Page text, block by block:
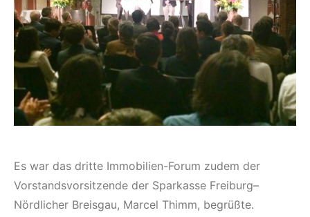
Es war das dritte Immobilien-Forum zudem der
Vorstandsvorsitzende der Sparkasse Freiburg–
Nördlicher Breisgau, Marcel Thimm, begrüßte.